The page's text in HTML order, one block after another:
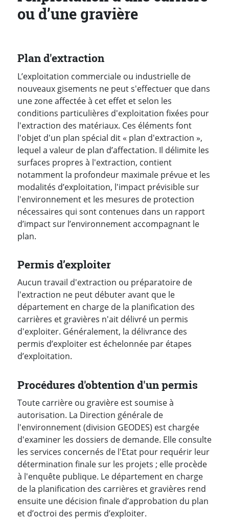
ou d’une gravière
Plan d'extraction
L’exploitation commerciale ou industrielle de
nouveaux gisements ne peut s'effectuer que dans
une zone affectée à cet effet et selon les
conditions particulières d'exploitation fixées pour
l'extraction des matériaux. Ces éléments font
l'objet d'un plan spécial dit « plan d'extraction »,
lequel a valeur de plan d’affectation. Il délimite les
surfaces propres à l'extraction, contient
notamment la profondeur maximale prévue et les
modalités d’exploitation, l'impact prévisible sur
l'environnement et les mesures de protection
nécessaires qui sont contenues dans un rapport
d’impact sur l’environnement accompagnant le
plan.
Permis d’exploiter
Aucun travail d'extraction ou préparatoire de
l'extraction ne peut débuter avant que le
département en charge de la planification des
carrières et gravières n'ait délivré un permis
d'exploiter. Généralement, la délivrance des
permis d’exploiter est échelonnée par étapes
d’exploitation.
Procédures d'obtention d'un permis
Toute carrière ou gravière est soumise à
autorisation. La Direction générale de
l'environnement (division GEODES) est chargée
d'examiner les dossiers de demande. Elle consulte
les services concernés de l'Etat pour requérir leur
détermination finale sur les projets ; elle procède
à l'enquête publique. Le département en charge
de la planification des carrières et gravières rend
ensuite une décision finale d’approbation du plan
et d’octroi des permis d’exploiter.